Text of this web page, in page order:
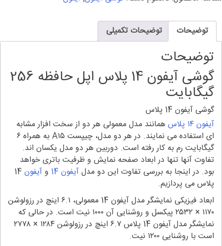
توضیحات توضیحات تکمیلی
توضیحات
گوشی آیفون 14 پلاس اپل حافظه 256
گیگابایت
گوشی آیفون 14 پلاس
آیفون ۱۴ پلاس
همانند مدل معمولی هر دو از سخت افزار مشابه
ای استفاده می نمایند. در هر دو مدل، چیپست A۱۵ به همراه ۶
گیگابایت رم به کار رفته است. دوربین هر دو مدل یکسان اند.
تفاوت آنها تنها در ابعاد صفحه نمایش و ظرفیت باتری خواهد
بود. در اینجا به بررسی تفاوت این دو مدلآیفون 14 وآیفون 14
پلاس می پردازیم.
ابعاد فیزیکی نمایشگر مدل آیفون 14 معمولی، ۶.۱ اینچ در رزولوشن
۱۱۷۰ × ۲۵۳۲ پیکسل و روشنایی آن ۱۰۰۰ نیت است. در حالی که
نمایشگر مدل آیفون 14 پلاس ۶.۷ اینچ در رزولوشن ۱۲۸۴ × ۲۷۷۸
است با روشنایی ۱۲۰۰ نیت.